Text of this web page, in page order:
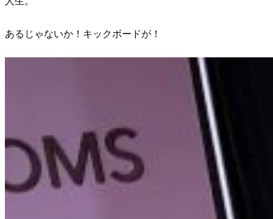
あるじゃないか！キックボードが！